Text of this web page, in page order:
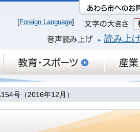
[Foreign Language]
読み上
号（2016年12月）